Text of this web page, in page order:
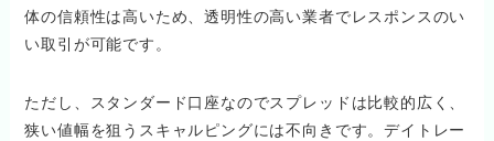
体の信頼性は高いため、透明性の高い業者でレスポンスのい
い取引が可能です。
ただし、スタンダード口座なのでスプレッドは比較的広く、
狭い値幅を狙うスキャルピングには不向きです。デイトレー